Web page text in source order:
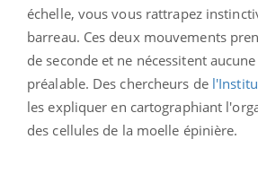
échelle, vous vous rattrapez
barreau. Ces deux mouvements
de seconde et ne nécessitent
préalable. Des chercheurs de
les expliquer en cartographiant
des cellules de la moelle épinière.